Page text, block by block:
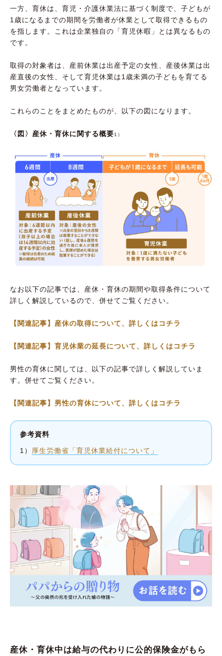
一方、育休は、育児・介護休業法に基づく制度で、子どもが
1歳になるまでの期間を労働者が休業として取得できるもの
を指します。これは企業独自の「育児休暇」とは異なるもの
です。
取得の対象者は、産前休業は出産予定の女性、産後休業は出
産直後の女性、そして育児休業は1歳未満の子どもを育てる
男女労働者となっています。
これらのことをまとめたものが、以下の図になります。
〈図〉産休・育休に関する概要1）
なお以下の記事では、産休・育休の期間や取得条件について
詳しく解説しているので、併せてご覧ください。
【関連記事】産休の取得について、詳しくはコチラ
【関連記事】育児休業の延長について、詳しくはコチラ
男性の育休に関しては、以下の記事で詳しく解説していま
す。併せてご覧ください。
【関連記事】男性の育休について、詳しくはコチラ
参考資料
1） 厚生労働省「育児休業給付について」
産休・育休中は給与の代わりに公的保険金がもら